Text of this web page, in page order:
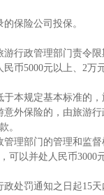
保险公司投保。
行政管理部门责令限
币5000元以上、2万
本规定基本标准的，
外保险的，由旅游行
。
理部门的管理和监督
可以并处人民币3000
处罚通知之日起15天